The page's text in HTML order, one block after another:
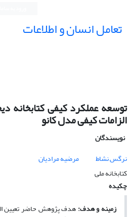
تعامل انسان و اطلاعات
توسعه عملکرد کیفی کتابخانه
الزامات کیفی مدل کانو
نویسندگان
نرگس نشاط
مرضیه مرادیان
کتابخانه ملی
چکیده
زمینه و هدف:هدف پژوهش حاضر تعیین